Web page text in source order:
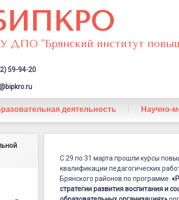
ДПО "Брянский институт
сайта → второстепенный
59-94-20
деятельность Научно-
повышения
квалификации
«Реализация
Updated on03.04.2021
ГАУ ДПО "БИПКРО"
Категории:
Новости
С 29 по 31 марта прошли курсы
квалификации педагогических
Брянского районов по программе
стратегии развития воспитания и